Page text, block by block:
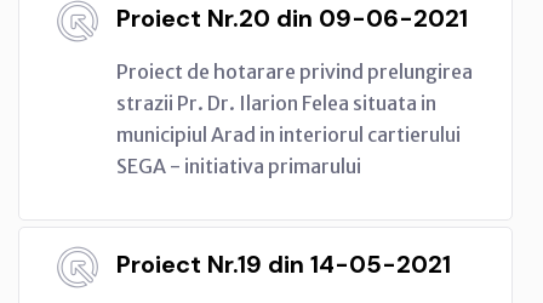
Proiect Nr.20 din 09-06-2021
Proiect de hotarare privind prelungirea
strazii Pr. Dr. Ilarion Felea situata in
municipiul Arad in interiorul cartierului
SEGA - initiativa primarului
Proiect Nr.19 din 14-05-2021